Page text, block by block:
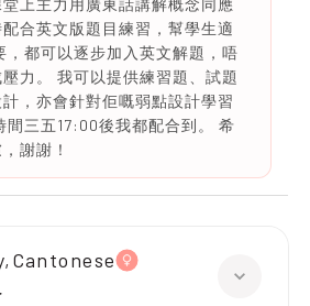
上主力用廣東話講解概念同應
合英文版題目練習，幫學生適
，都可以逐步加入英文解題，唔
力。 我可以提供練習題、試題
，亦會針對佢嘅弱點設計學習
間三五17:00後我都配合到。 希
謝謝！